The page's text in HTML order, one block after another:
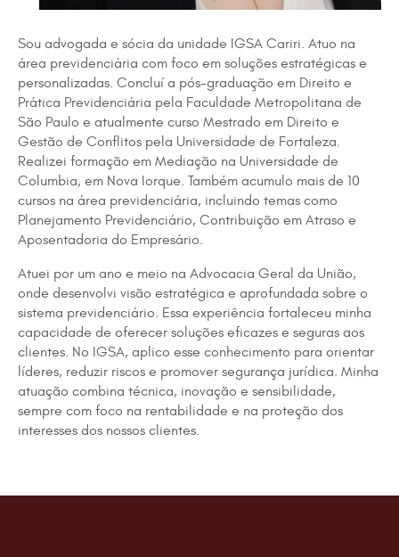
Sou advogada e sócia da unidade IGSA Cariri. Atuo na
área previdenciária com foco em soluções estratégicas e
personalizadas. Concluí a pós-graduação em Direito e
Prática Previdenciária pela Faculdade Metropolitana de
São Paulo e atualmente curso Mestrado em Direito e
Gestão de Conflitos pela Universidade de Fortaleza.
Realizei formação em Mediação na Universidade de
Columbia, em Nova Iorque. Também acumulo mais de 10
cursos na área previdenciária, incluindo temas como
Planejamento Previdenciário, Contribuição em Atraso e
Aposentadoria do Empresário.
Atuei por um ano e meio na Advocacia Geral da União,
onde desenvolvi visão estratégica e aprofundada sobre o
sistema previdenciário. Essa experiência fortaleceu minha
capacidade de oferecer soluções eficazes e seguras aos
clientes. No IGSA, aplico esse conhecimento para orientar
líderes, reduzir riscos e promover segurança jurídica. Minha
atuação combina técnica, inovação e sensibilidade,
sempre com foco na rentabilidade e na proteção dos
interesses dos nossos clientes.